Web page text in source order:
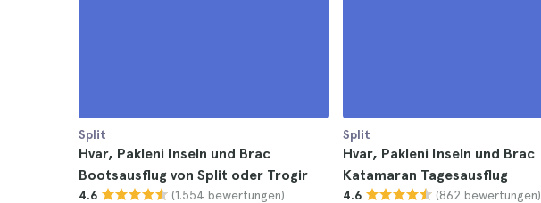
Split
Hvar, Pakleni Inseln und Brac
Bootsausflug von Split oder Trogir
4.6 (1.554 bewertungen)
Split
Hvar, Pakleni Inseln und Brac
Katamaran Tagesausflug
4.6 (862 bewertungen)